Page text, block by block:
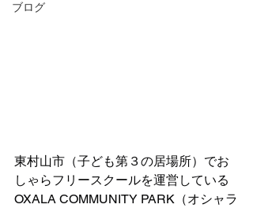
ブログ
東村山市（子ども第３の居場所）でお
しゃらフリースクールを運営している
OXALA COMMUNITY PARK（オシャラ